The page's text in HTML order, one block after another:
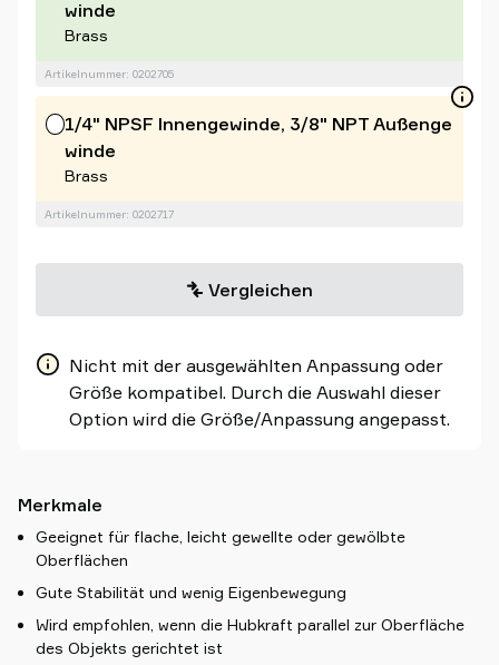
winde
Brass
Artikelnummer: 0202705
1/4" NPSF Innengewinde, 3/8" NPT Außenge
winde
Brass
Artikelnummer: 0202717
Vergleichen
Nicht mit der ausgewählten Anpassung oder
Größe kompatibel. Durch die Auswahl dieser
Option wird die Größe/Anpassung angepasst.
Merkmale
Geeignet für flache, leicht gewellte oder gewölbte
Oberflächen
Gute Stabilität und wenig Eigenbewegung
Wird empfohlen, wenn die Hubkraft parallel zur Oberfläche
des Objekts gerichtet ist